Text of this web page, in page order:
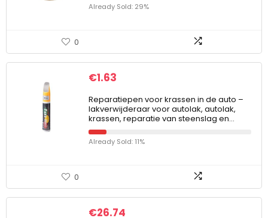
Already Sold: 29%
0
€1.63
Reparatiepen voor krassen in de auto –
lakverwijderaar voor autolak, autolak,
krassen, reparatie van steenslag en…
Already Sold: 11%
0
€26.74